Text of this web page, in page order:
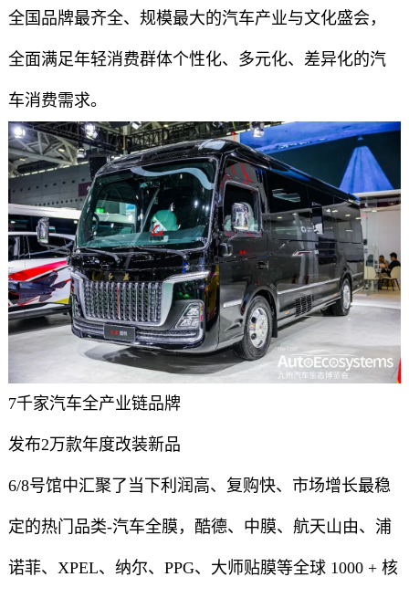
全国品牌最齐全、规模最大的汽车产业与文化盛会，
全面满足年轻消费群体个性化、多元化、差异化的汽
车消费需求。
7千家汽车全产业链品牌
发布2万款年度改装新品
6/8号馆中汇聚了当下利润高、复购快、市场增长最稳
定的热门品类-汽车全膜，酷德、中膜、航天山由、浦
诺菲、XPEL、纳尔、PPG、大师贴膜等全球 1000 + 核